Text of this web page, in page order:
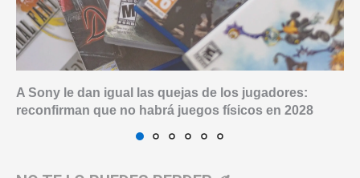
A Sony le dan igual las quejas de los jugadores:
reconfirman que no habrá juegos físicos en 2028